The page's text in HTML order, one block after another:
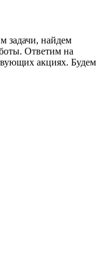
задачи, найдем
Ответим на
акциях. Будем